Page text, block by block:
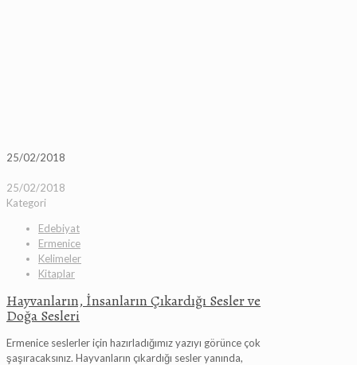
25/02/2018
25/02/2018
Kategori
Edebiyat
Ermenice
Kelimeler
Kitaplar
Hayvanların, İnsanların Çıkardığı Sesler ve
Doğa Sesleri
Ermenice seslerler için hazırladığımız yazıyı görünce çok
şaşıracaksınız. Hayvanların çıkardığı sesler yanında,